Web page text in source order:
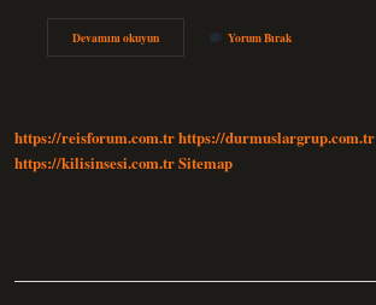
Devamını okuyunEski
Türkçede
Yorum Bırak
https://reisforum.com.trhttps://durmuslargrup.com.tr
https://kilisinsesi.com.trSitemap